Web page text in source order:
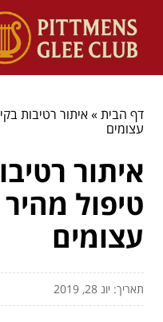
דף הבית»איתור רטיבות
עצומים
איתור
טיפול
עצומים
תאריך: יונ 28, 2019